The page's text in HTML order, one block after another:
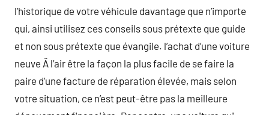
l’historique de votre véhicule davantage que n’importe
qui, ainsi utilisez ces conseils sous prétexte que guide
et non sous prétexte que évangile. l’achat d’une voiture
neuve Ã l’air être la façon la plus facile de se faire la
paire d’une facture de réparation élevée, mais selon
votre situation, ce n’est peut-être pas la meilleure